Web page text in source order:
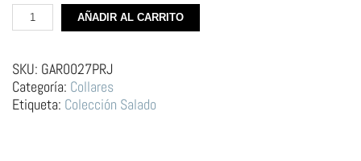
Gargantilla
de
–
Sardinas
Love
AÑADIR AL CARRITO
SKU: GAR0027PRJ
Categoría: Collares
Etiqueta: Colección Salado